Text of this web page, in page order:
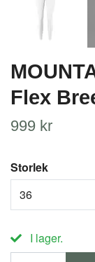
Flex
999 kr
Storlek
36
I lager.